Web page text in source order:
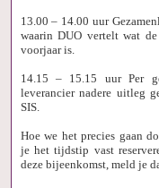
13.00 – 14.00 uur
waarin DUO vertelt wat
voorjaar is.
14.15 – 15.15 uur Per
leverancier nadere uitleg
SIS.
Hoe we het precies gaan
je het tijdstip vast
deze bijeenkomst, meld je